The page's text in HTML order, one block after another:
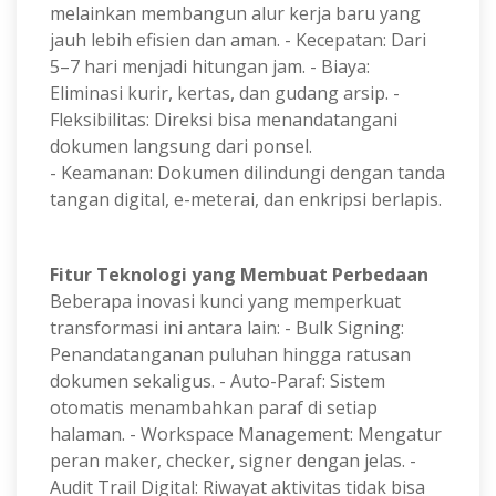
melainkan membangun alur kerja baru yang
jauh lebih efisien dan aman. - Kecepatan: Dari
5–7 hari menjadi hitungan jam. - Biaya:
Eliminasi kurir, kertas, dan gudang arsip. -
Fleksibilitas: Direksi bisa menandatangani
dokumen langsung dari ponsel.
- Keamanan: Dokumen dilindungi dengan tanda
tangan digital, e-meterai, dan enkripsi berlapis.
Fitur Teknologi yang Membuat Perbedaan
Beberapa inovasi kunci yang memperkuat
transformasi ini antara lain: - Bulk Signing:
Penandatanganan puluhan hingga ratusan
dokumen sekaligus. - Auto-Paraf: Sistem
otomatis menambahkan paraf di setiap
halaman. - Workspace Management: Mengatur
peran maker, checker, signer dengan jelas. -
Audit Trail Digital: Riwayat aktivitas tidak bisa